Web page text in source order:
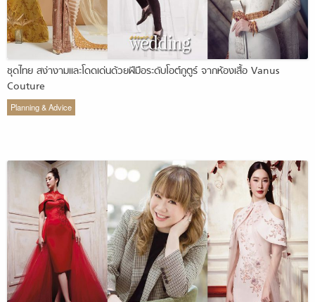
ชุดไทย สง่างามและโดดเด่นด้วยฝีมือระดับโอต์กูตูร์ จากห้องเสื้อ Vanus
Couture
Planning & Advice